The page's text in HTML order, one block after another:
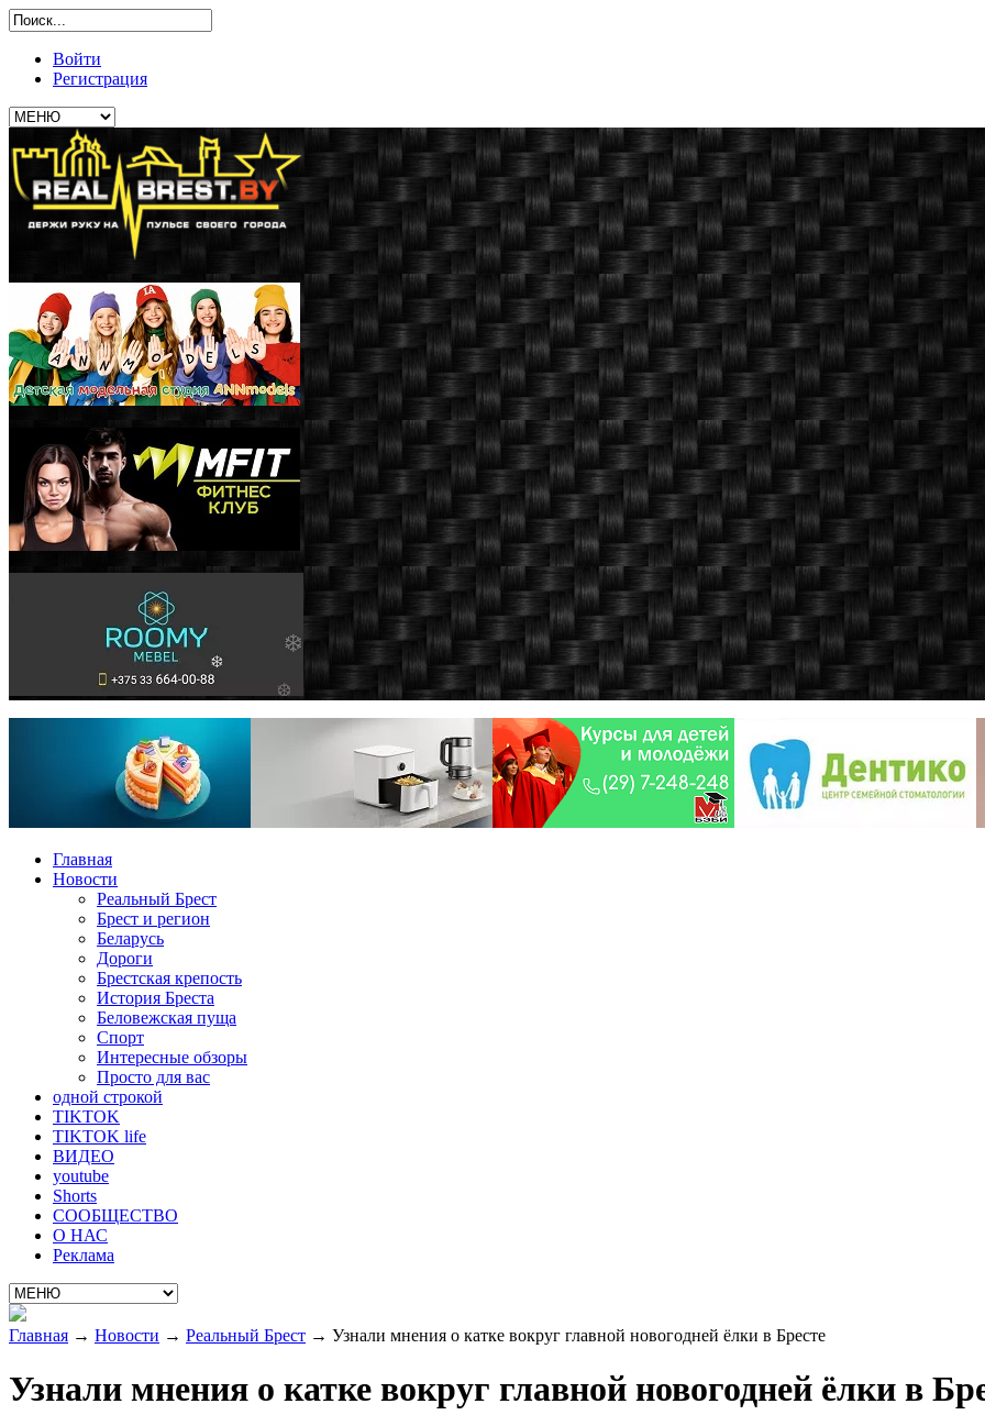
Войти
Регистрация
Главная
Новости
Реальный Брест
Брест и регион
Беларусь
Дороги
Брестская крепость
История Бреста
Беловежская пуща
Спорт
Интересные обзоры
Просто для вас
одной строкой
TIKTOK
TIKTOK life
ВИДЕО
youtube
Shorts
СООБЩЕСТВО
О НАС
Реклама
Главная → Новости → Реальный Брест → Узнали мнения о катке вокруг главной новогодней ёлки в Бресте
Узнали мнения о катке вокруг главной новогодней ёлки в